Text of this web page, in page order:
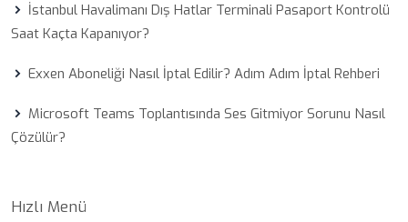
İstanbul Havalimanı Dış Hatlar Terminali Pasaport Kontrolü
Saat Kaçta Kapanıyor?
Exxen Aboneliği Nasıl İptal Edilir? Adım Adım İptal Rehberi
Microsoft Teams Toplantısında Ses Gitmiyor Sorunu Nasıl
Çözülür?
Hızlı Menü